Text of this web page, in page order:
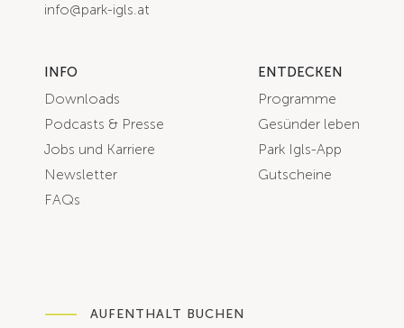
info@park-igls.at
INFO
Downloads
Podcasts & Presse
Jobs und Karriere
Newsletter
FAQs
ENTDECKEN
Programme
Gesünder leben
Park Igls-App
Gutscheine
AUFENTHALT BUCHEN